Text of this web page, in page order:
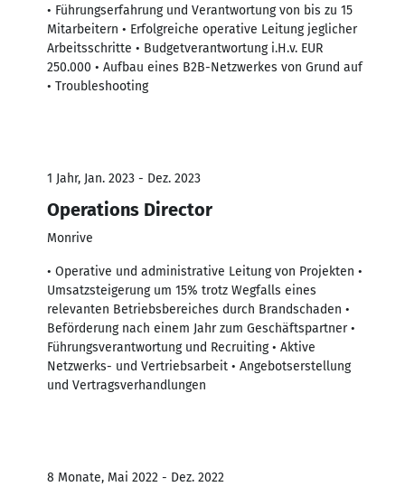
• Führungserfahrung und Verantwortung von bis zu 15
Mitarbeitern • Erfolgreiche operative Leitung jeglicher
Arbeitsschritte • Budgetverantwortung i.H.v. EUR
250.000 • Aufbau eines B2B-Netzwerkes von Grund auf
• Troubleshooting
1 Jahr, Jan. 2023 - Dez. 2023
Operations Director
Monrive
• Operative und administrative Leitung von Projekten •
Umsatzsteigerung um 15% trotz Wegfalls eines
relevanten Betriebsbereiches durch Brandschaden •
Beförderung nach einem Jahr zum Geschäftspartner •
Führungsverantwortung und Recruiting • Aktive
Netzwerks- und Vertriebsarbeit • Angebotserstellung
und Vertragsverhandlungen
8 Monate, Mai 2022 - Dez. 2022